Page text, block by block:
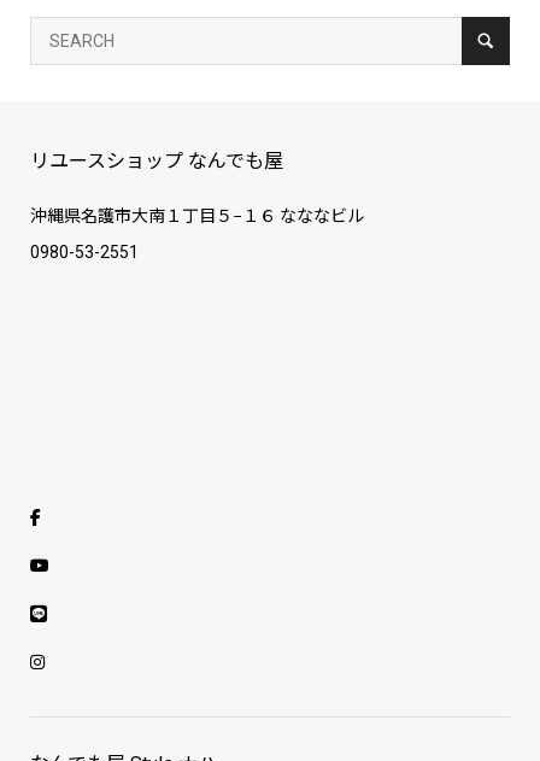
リユースショップ なんでも屋
沖縄県名護市大南１丁目５−１６ なななビル
0980-53-2551